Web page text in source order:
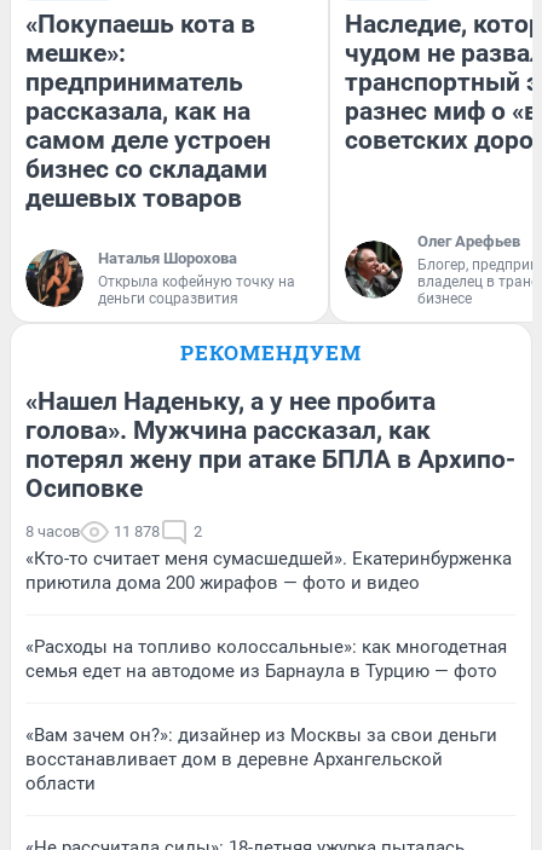
«Покупаешь кота в
мешке»:
предприниматель
рассказала, как на
самом деле устроен
бизнес со складами
дешевых товаров
Наталья Шорохова
Открыла кофейную точку на
деньги соцразвития
Наследие,
чудом не
транспортный
разнес миф о
советских
Олег Арефьев
Блогер,
владелец в
бизнесе
РЕКОМЕНДУЕМ
«Нашел Наденьку, а у нее пробита
голова». Мужчина рассказал, как
потерял жену при атаке БПЛА в Архипо-
Осиповке
8 часов 11 878 2
«Кто-то считает меня сумасшедшей». Екатеринбурженка
приютила дома 200 жирафов — фото и видео
«Расходы на топливо колоссальные»: как многодетная
семья едет на автодоме из Барнаула в Турцию — фото
«Вам зачем он?»: дизайнер из Москвы за свои деньги
восстанавливает дом в деревне Архангельской
области